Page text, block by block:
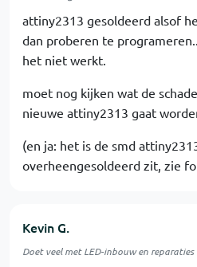
attiny2313 gesoldeerd alsof
dan proberen te
het niet werkt.
moet nog kijken wat de
nieuwe attiny2313 gaat
(en ja: het is de smd
overheengesoldeerd zit, zie
Kevin G.
Doet veel met LED-inbouw en reparaties